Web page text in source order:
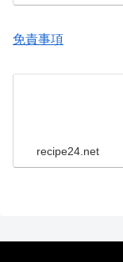
免責事項
recipe24.net